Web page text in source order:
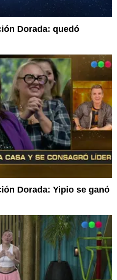
Dorada: quedó
Dorada: Yipio se ganó